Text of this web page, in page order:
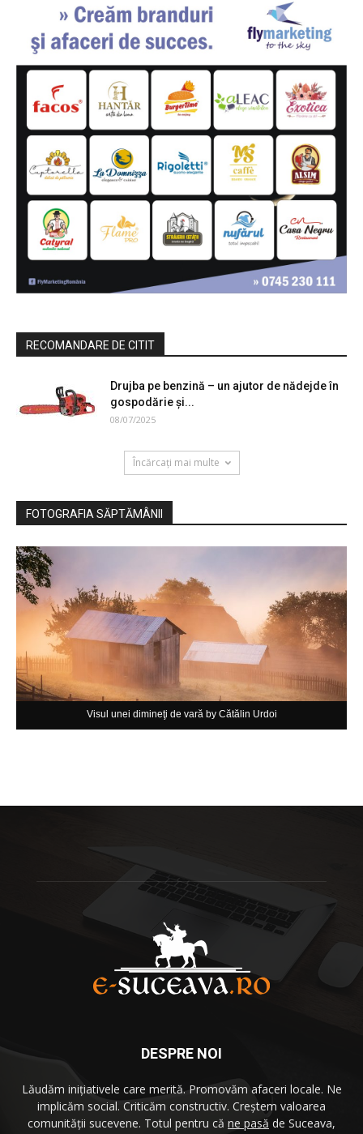
RECOMANDARE DE CITIT
Drujba pe benzină – un ajutor de nădejde în
gospodărie şi...
08/07/2025
Încărcați mai multe
FOTOGRAFIA SĂPTĂMÂNII
Visul unei dimineţi de vară by Cătălin Urdoi
DESPRE NOI
Lăudăm iniţiativele care merită. Promovăm afaceri locale. Ne
implicăm social. Criticăm constructiv. Creştem valoarea
comunităţii sucevene. Totul pentru că ne pasă de Suceava,